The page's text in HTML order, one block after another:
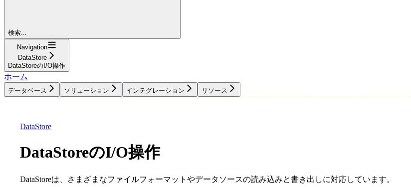
検索...
Navigation
DataStore
DataStoreのI/O操作
ホーム
データベース ソリューション インテグレーション リソース
DataStore
DataStoreのI/O操作
DataStoreは、さまざまなファイルフォーマットやデータソースの読み込みと書き出しに対応しています。